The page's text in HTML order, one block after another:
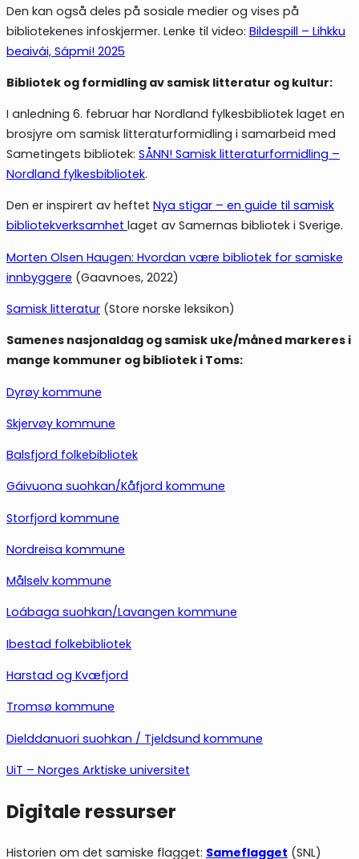
Den kan også deles på sosiale medier og vises på
bibliotekenes infoskjermer. Lenke til video: Bildespill – Lihkku
beaivái, Sápmi! 2025
Bibliotek og formidling av samisk litteratur og kultur:
I anledning 6. februar har Nordland fylkesbibliotek laget en
brosjyre om samisk litteraturformidling i samarbeid med
Sametingets bibliotek: SÅNN! Samisk litteraturformidling –
Nordland fylkesbibliotek.
Den er inspirert av heftet Nya stigar – en guide til samisk
bibliotekverksamhet laget av Samernas bibliotek i Sverige.
Morten Olsen Haugen: Hvordan være bibliotek for samiske
innbyggere (Gaavnoes, 2022)
Samisk litteratur (Store norske leksikon)
Samenes nasjonaldag og samisk uke/måned markeres i
mange kommuner og bibliotek i Toms:
Dyrøy kommune
Skjervøy kommune
Balsfjord folkebibliotek
Gáivuona suohkan/Kåfjord kommune
Storfjord kommune
Nordreisa kommune
Målselv kommune
Loábaga suohkan/Lavangen kommune
Ibestad folkebibliotek
Harstad og Kvæfjord
Tromsø kommune
Dielddanuori suohkan / Tjeldsund kommune
UiT – Norges Arktiske universitet
Digitale ressurser
Historien om det samiske flagget: Sameflagget (SNL)